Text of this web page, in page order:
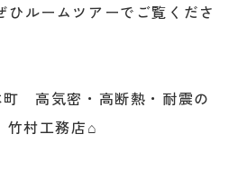
ひルームツアーでご覧くださ
高気密・高断熱・耐震の
村工務店⌂